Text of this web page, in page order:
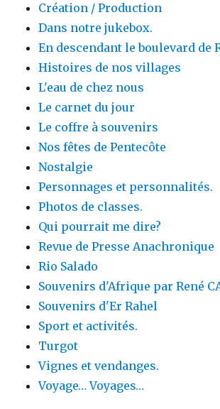
Création / Production
Dans notre jukebox.
En descendant le boulevard de
Histoires de nos villages
L'eau de chez nous
Le carnet du jour
Le coffre à souvenirs
Nos fêtes de Pentecôte
Nostalgie
Personnages et personnalités.
Photos de classes.
Qui pourrait me dire?
Revue de Presse Anachronique
Rio Salado
Souvenirs d'Afrique par René
Souvenirs d'Er Rahel
Sport et activités.
Turgot
Vignes et vendanges.
Voyage… Voyages…